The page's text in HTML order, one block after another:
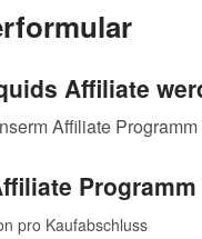
Affiliate
Affiliate
pro Kaufabschluss